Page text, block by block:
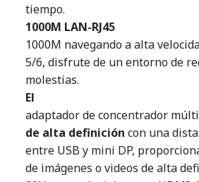
tiempo.
1000M LAN-RJ45
1000M navegando a alta
5/6, disfrute de un entorno de
molestias.
El
adaptador de concentrador
de alta definición con una
entre USB y mini DP,
de imágenes o videos de alta